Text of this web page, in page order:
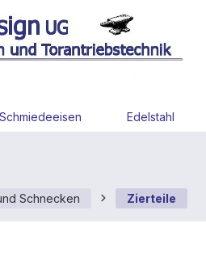
Schmiedeeisen Edelstahl
Schnecken Zierteile